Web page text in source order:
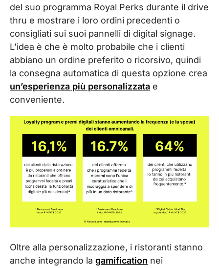
del suo programma Royal Perks durante il drive
thru e mostrare i loro ordini precedenti o
consigliati sui suoi pannelli di digital signage.
L’idea è che è molto probabile che i clienti
abbiano un ordine preferito o ricorsivo, quindi
la consegna automatica di questa opzione crea
un’esperienza più personalizzata e
conveniente.
Oltre alla personalizzazione, i ristoranti stanno
anche integrando la gamification nei